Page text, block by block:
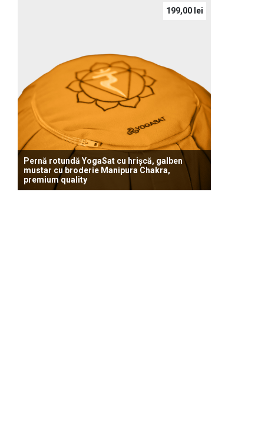
Pernă rotundă YogaSat cu hrișcă, galben
mustar cu broderie Manipura Chakra,
premium quality
199,00 lei